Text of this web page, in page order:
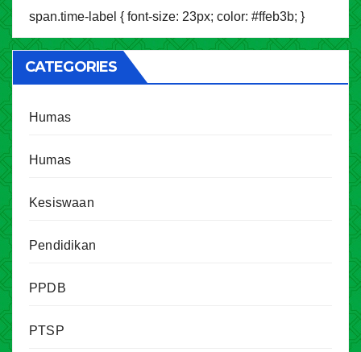
span.time-label { font-size: 23px; color: #ffeb3b; }
CATEGORIES
Humas
Humas
Kesiswaan
Pendidikan
PPDB
PTSP